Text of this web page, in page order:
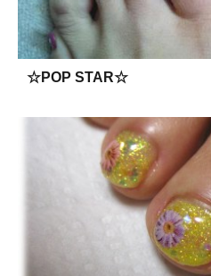
☆POP STAR☆